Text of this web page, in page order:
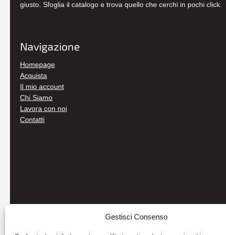
Gestisci Consenso
giusto. Sfoglia il catalogo e trova quello che cerchi in pochi click.
Navigazione
Homepage
Acquista
Il mio account
Chi Siamo
Lavora con noi
Contatti